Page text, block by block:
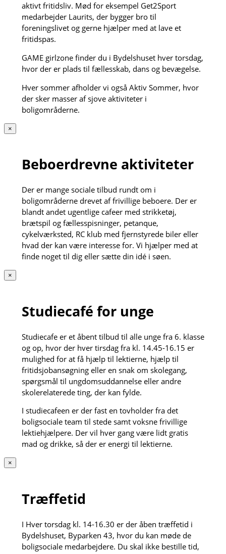
aktivt fritidsliv. Mød for eksempel Get2Sport
medarbejder Laurits, der bygger bro til
foreningslivet og gerne hjælper med at lave et
fritidspas.
GAME girlzone finder du i Bydelshuset hver torsdag,
hvor der er plads til fællesskab, dans og bevægelse.
Hver sommer afholder vi også Aktiv Sommer, hvor
der sker masser af sjove aktiviteter i
boligområderne.
×
Beboerdrevne aktiviteter
Der er mange sociale tilbud rundt om i
boligområderne drevet af frivillige beboere. Der er
blandt andet ugentlige cafeer med strikketøj,
brætspil og fællesspisninger, petanque,
cykelværksted, RC klub med fjernstyrede biler eller
hvad der kan være interesse for. Vi hjælper med at
finde noget til dig eller sætte din idé i søen.
×
Studiecafé for unge
Studiecafe er et åbent tilbud til alle unge fra 6. klasse
og op, hvor der hver tirsdag fra kl. 14.45-16.15 er
mulighed for at få hjælp til lektierne, hjælp til
fritidsjobansøgning eller en snak om skolegang,
spørgsmål til ungdomsuddannelse eller andre
skolerelaterede ting, der kan fylde.
I studiecafeen er der fast en tovholder fra det
boligsociale team til stede samt voksne frivillige
lektiehjælpere. Der vil hver gang være lidt gratis
mad og drikke, så der er energi til lektierne.
×
Træffetid
I Hver torsdag kl. 14-16.30 er der åben træffetid i
Bydelshuset, Byparken 43, hvor du kan møde de
boligsociale medarbejdere. Du skal ikke bestille tid,